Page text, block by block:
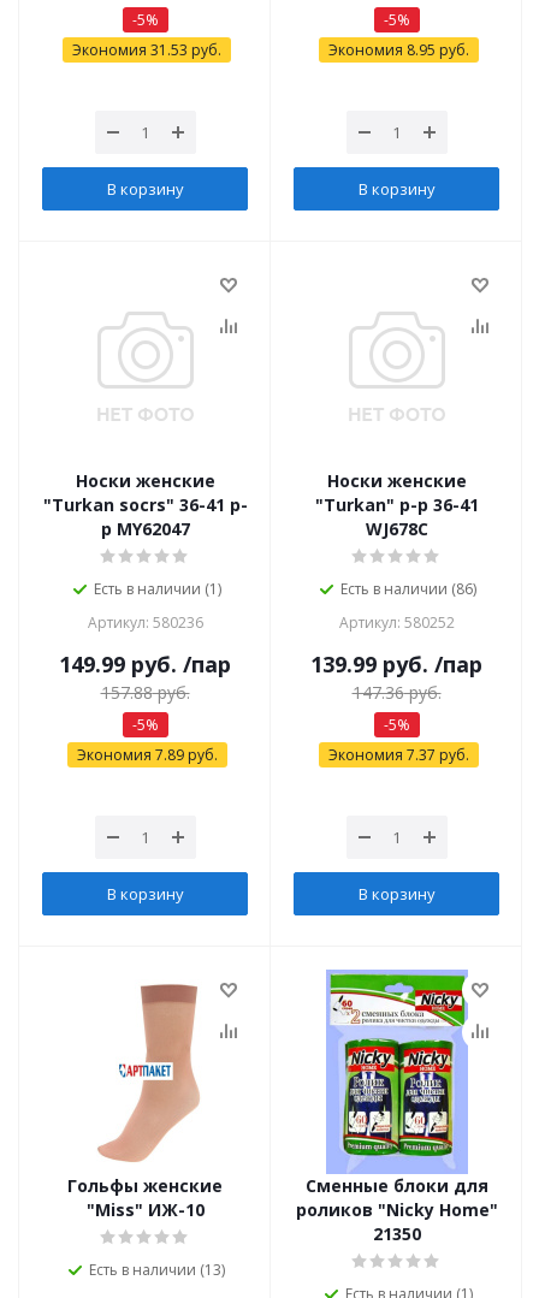
-5%
Экономия 31.53 руб.
В корзину
-5%
Экономия 8.95 руб.
В корзину
Носки женские
"Turkan socrs" 36-41 р-
р MY62047
Есть в наличии (1)
Артикул: 580236
149.99 руб. /пар
157.88руб.
-5%
Экономия 7.89руб.
В корзину
Носки женские
"Turkan" р-р 36-41
WJ678C
Есть в наличии (86)
Артикул: 580252
139.99 руб. /пар
147.36руб.
-5%
Экономия 7.37 руб.
В корзину
Гольфы женские
"Miss" ИЖ-10
Есть в наличии (13)
Сменные блоки для
роликов "Nicky Home"
21350
Есть в наличии (1)